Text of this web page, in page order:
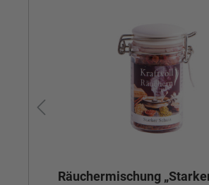
Räuchermischung